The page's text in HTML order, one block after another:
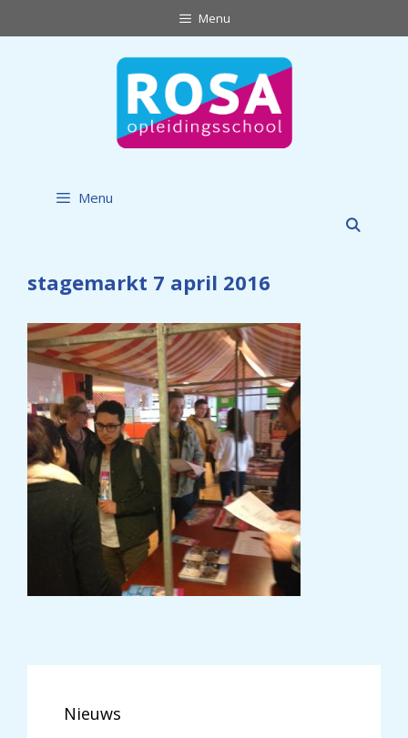
naar
Menu
Menu
stagemarkt 7 april 2016
Nieuws